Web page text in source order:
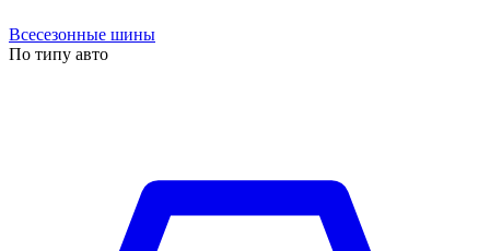
Всесезонные шины
По типу авто